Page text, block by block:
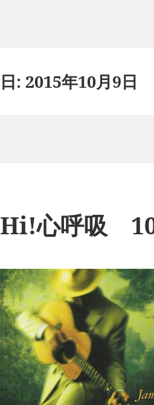
日: 2015年10月9日
Hi!心呼吸 10